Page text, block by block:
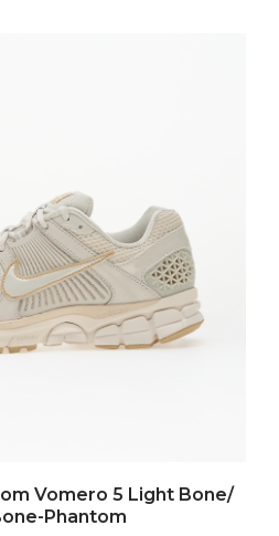
Vomero 5 Light Bone/
Phantom